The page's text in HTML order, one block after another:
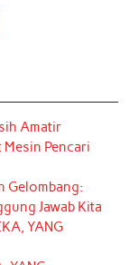
u
Amatir
Mesin Pencari
Gelombang:
Jawab Kita
YANG